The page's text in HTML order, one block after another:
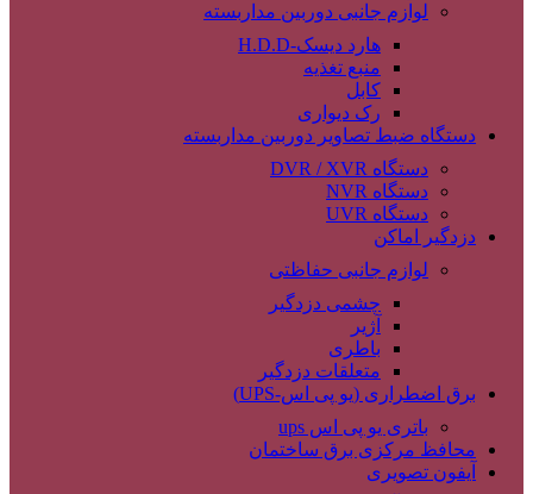
لوازم جانبی دوربین مداربسته
هارد دیسک-H.D.D
منبع تغذیه
کابل
رک دیواری
دستگاه ضبط تصاویر دوربین مداربسته
دستگاه DVR / XVR
دستگاه NVR
دستگاه UVR
دزدگیر اماکن
لوازم جانبی حفاظتی
چشمی دزدگیر
آژیر
باطری
متعلقات دزدگیر
برق اضطراری (یو پی اس-UPS)
باتری یو پی اس ups
محافظ مرکزی برق ساختمان
آیفون تصویری